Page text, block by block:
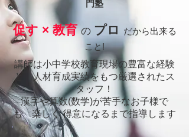
門塾
促す × 教育の プロ
だから出来る
こと!
講師は小中学校教育現場の豊富な経験
と 人材育成実績をもつ厳選されたス
タッフ！
漢字や算数(数学)が苦手なお子様で
も 楽しく 得意になるまで指導します